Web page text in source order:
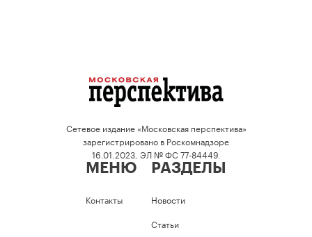
Сетевое издание «Московская перспектива»
зарегистрировано в Роскомнадзоре
16.01.2023, ЭЛ № ФС 77-84449.
МЕНЮ
Контакты
РАЗДЕЛЫ
Новости
Статьи